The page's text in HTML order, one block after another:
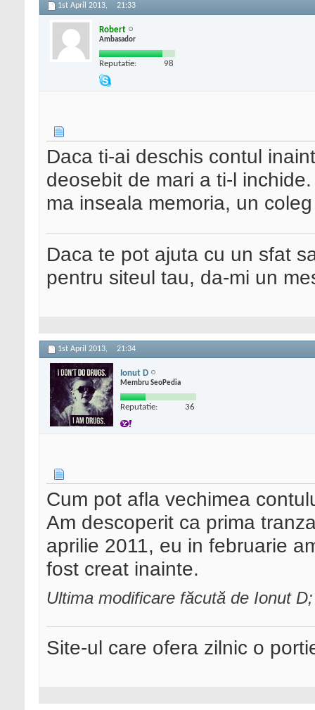
1st April 2013, 21:33
Robert
Ambasador
Reputatie: 98
Daca ti-ai deschis contul
deosebit de mari a ti-l
ma inseala memoria, un
Daca te pot ajuta cu un sfat
pentru siteul tau, da-mi un
1st April 2013, 21:34
Ionut D
Membru SeoPedia
Reputatie: 36
Cum pot afla vechimea
Am descoperit ca prima
aprilie 2011, eu in februarie
fost creat inainte.
Ultima modificare făcută de Ionut
Site-ul care ofera zilnic o